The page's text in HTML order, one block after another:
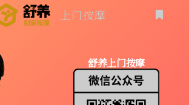
上门按摩
舒养上门按摩